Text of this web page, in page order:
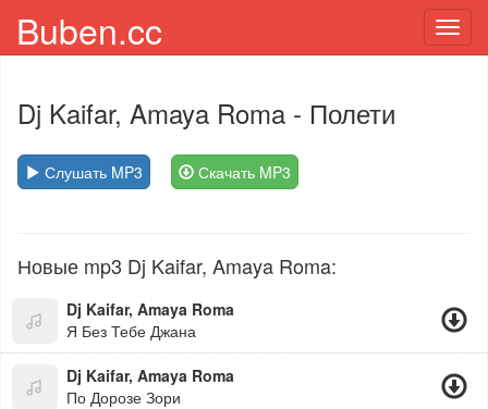
Buben.cc
Dj Kaifar, Amaya Roma - Полети
Слушать MP3 Скачать MP3
Новые mp3 Dj Kaifar, Amaya Roma:
Dj Kaifar, Amaya Roma
Я Без Тебе Джана
Dj Kaifar, Amaya Roma
По Дорозе Зори